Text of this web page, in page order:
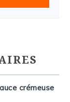
crémeuse